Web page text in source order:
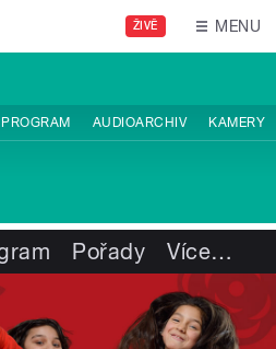
ŽIVĚ MENU
PROGRAM AUDIOARCHIV KAMERY
Pořady Více…